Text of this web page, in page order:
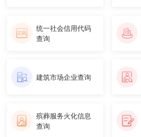
统一社会信用代码
查询
建筑市场企业查询
殡葬服务火化信息
查询